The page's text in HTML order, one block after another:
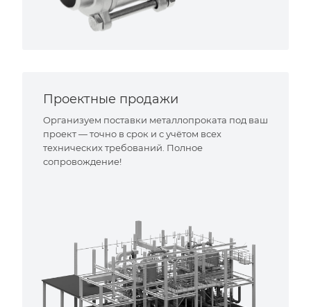
Проектные продажи
Организуем поставки металлопроката под ваш
проект — точно в срок и с учётом всех
технических требований. Полное
сопровождение!